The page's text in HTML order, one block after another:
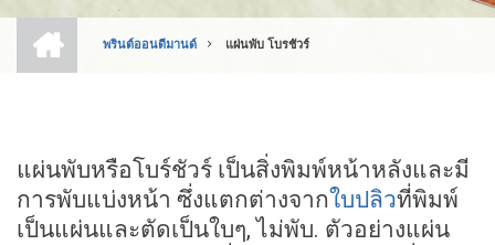
BREADCRUMB
แรก
พรินต์ออนดีมานด์ แผ่นพับ โบรชัวร์
แผ่นพับหรือโบร์ชัวร์ เป็นสิ่งพิมพ์หน้าหลังและมี
การพับแบ่งหน้า ซึ่งแตกต่างจากใบปลิวที่พิมพ์
เป็นแผ่นและตัดเป็นใบๆ, ไม่พับ. ตัวอย่างแผ่น